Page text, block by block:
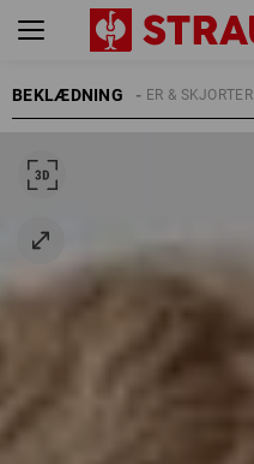
BEKLÆDNING
T-SHIRTS, PULLOVER & SKJORTER